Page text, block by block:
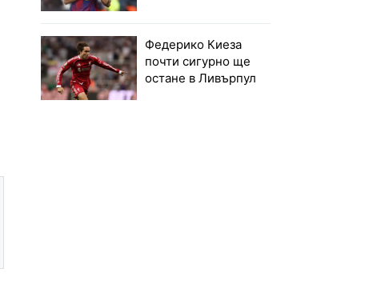
Федерико Киеза
почти сигурно ще
остане в Ливърпул